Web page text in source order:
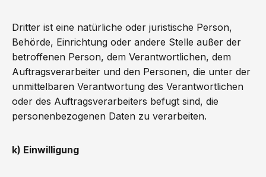
Dritter ist eine natürliche oder juristische Person,
Behörde, Einrichtung oder andere Stelle außer der
betroffenen Person, dem Verantwortlichen, dem
Auftragsverarbeiter und den Personen, die unter der
unmittelbaren Verantwortung des Verantwortlichen
oder des Auftragsverarbeiters befugt sind, die
personenbezogenen Daten zu verarbeiten.
k) Einwilligung